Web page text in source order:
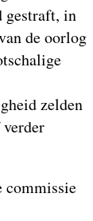
gestraft, in
de oorlog
zelden
commissie